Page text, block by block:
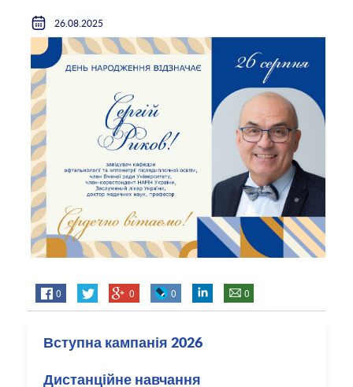
26.08.2025
0 0 0 0
Вступна кампанія 2026
Дистанційне навчання